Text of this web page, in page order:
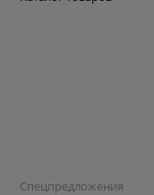
Спецпредложения